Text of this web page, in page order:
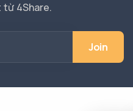
từ 4Share.